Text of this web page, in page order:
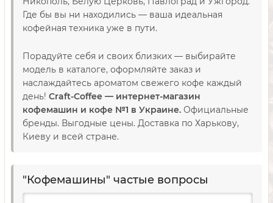
Где бы вы ни находились — ваша идеальная
кофейная техника уже в пути.
Порадуйте себя и своих близких — выбирайте
модель в каталоге, оформляйте заказ и
наслаждайтесь ароматом свежего кофе каждый
день! Craft-Coffee — интернет-магазин
кофемашин и кофе №1 в Украине. Официальные
бренды. Выгодные цены. Доставка по Харькову,
Киеву и всей стране.
"Кофемашины" частые вопросы